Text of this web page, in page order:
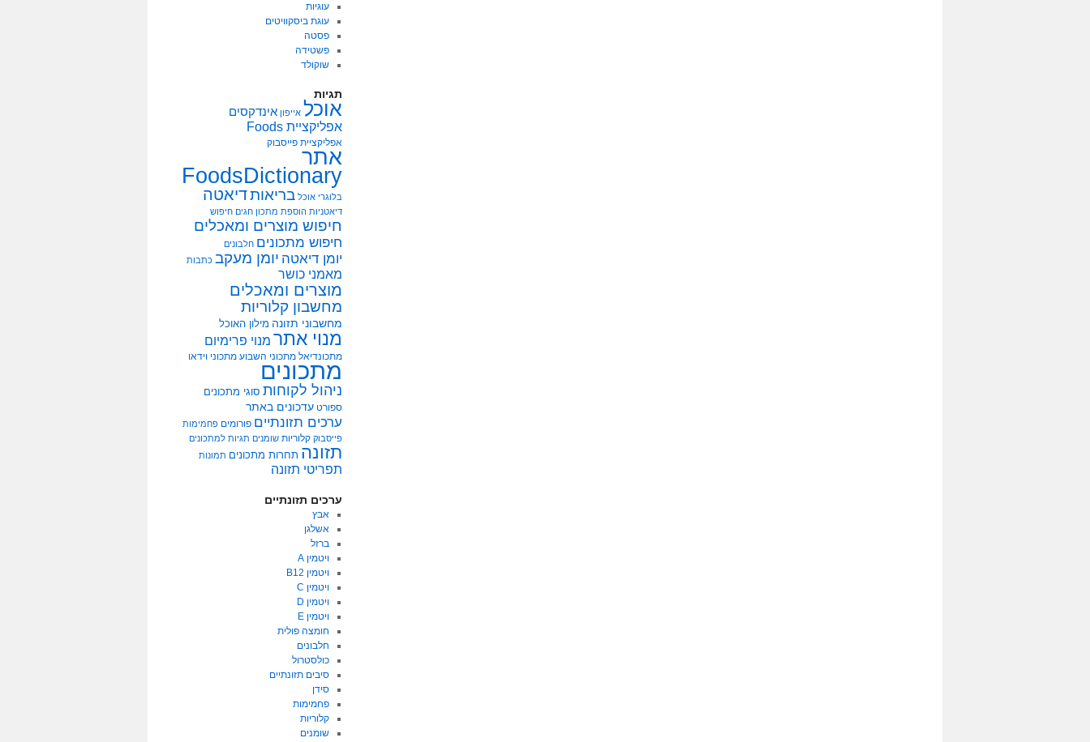
עוגיות
עוגת ביסקוויטים
פסטה
פשטידה
שוקולד
תגיות
אוכל אייפון אינדקסים
אפליקציית Foods
אפליקציית פייסבוק
אתר
FoodsDictionary
בלוגרי אוכל בריאותדיאטה
דיאטניות הוספת מתכון חגים חיפוש
חיפוש מוצרים ומאכלים
חיפוש מתכונים חלבונים
יומן דיאטה יומן מעקב כתבות
מאמני כושר
מוצרים ומאכלים
מחשבון קלוריות
מחשבוני תזונה מילון האוכל
מנוי אתר מנוי פרימיום
מתכונדיאל מתכוני השבוע מתכוני וידאו
מתכונים
ניהול לקוחות סוגי מתכונים
ספורט עדכונים באתר
ערכים תזונתיים פורומים פחמימות
פייסבוק קלוריות שומנים תגיות למתכונים
תזונה תחרות מתכונים תמונות
תפריטי תזונה
ערכים תזונתיים
אבץ
אשלגן
ברזל
ויטמין A
ויטמין B12
ויטמין C
ויטמין D
ויטמין E
חומצה פולית
חלבונים
כולסטרול
סיבים תזונתיים
סידן
פחמימות
קלוריות
שומנים